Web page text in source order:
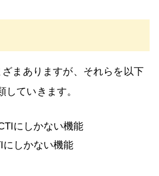
まありますが、それらを以下
ていきます。
にしかない機能
にしかない機能